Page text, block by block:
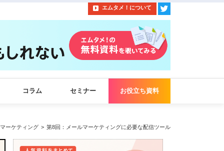
エムタメ！について
コラム セミナー お役立ち資料
ーケティング 第8回：メールマーケティングに必要な配信ツール